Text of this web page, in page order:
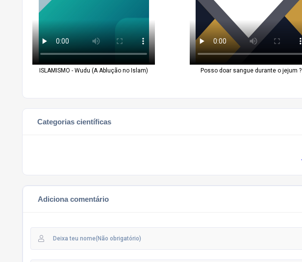
Posso doar sangue durante o jejum ?
ISLAMISMO - Wudu (A Ablução no Islam)
Categorias científicas
Adiciona comentário